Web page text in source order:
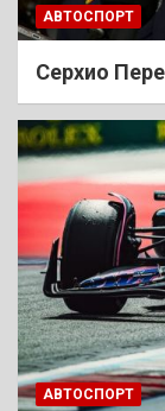
АВТОСПОРТ
Cерхио
АВТОСПОРТ